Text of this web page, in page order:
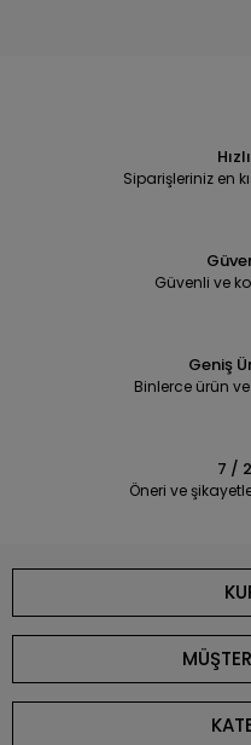
Siparişleriniz en
Güvenli ve
Geniş
Binlerce ürün
7 /
Öneri ve